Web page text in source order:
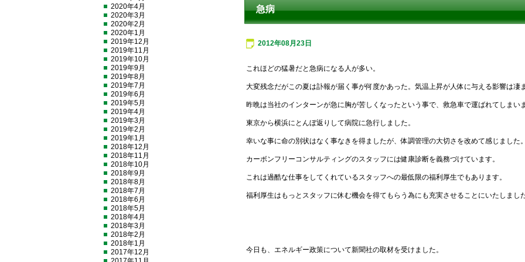
急病
2012年08月23日
これほどの猛暑だと急病になる人が多い。
大変残念だがこの夏は訃報が届く事が何度かあった。気温上昇が人体に与える影響は凄
昨晩は当社のインターンが急に胸が苦しくなったという事で、救急車で運ばれてしまい
東京から横浜にとんぼ返りして病院に急行しました。
幸いな事に命の別状はなく事なきを得ましたが、体調管理の大切さを改めて感じました
カーボンフリーコンサルティングのスタッフには健康診断を義務づけています。
これは過酷な仕事をしてくれているスタッフへの最低限の福利厚生でもあります。
福利厚生はもっとスタッフに休む機会を得てもらう為にも充実させることにいたしまし
今日も、エネルギー政策について新聞社の取材を受けました。
2020年4月
2020年3月
2020年2月
2020年1月
2019年12月
2019年11月
2019年10月
2019年9月
2019年8月
2019年7月
2019年6月
2019年5月
2019年4月
2019年3月
2019年2月
2019年1月
2018年12月
2018年11月
2018年10月
2018年9月
2018年8月
2018年7月
2018年6月
2018年5月
2018年4月
2018年3月
2018年2月
2018年1月
2017年12月